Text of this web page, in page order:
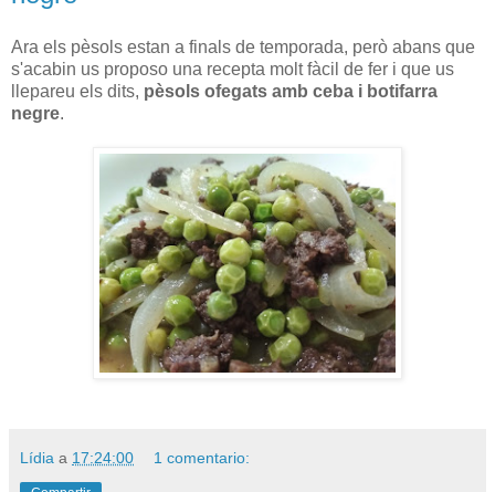
Ara els pèsols estan a finals de temporada, però abans que
s'acabin us proposo una recepta molt fàcil de fer i que us
llepareu els dits, pèsols ofegats amb ceba i botifarra
negre.
Lídia a 17:24:00 1 comentario: